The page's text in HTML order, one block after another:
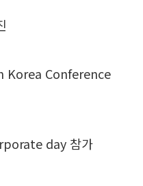
Korea Conference
day 참가